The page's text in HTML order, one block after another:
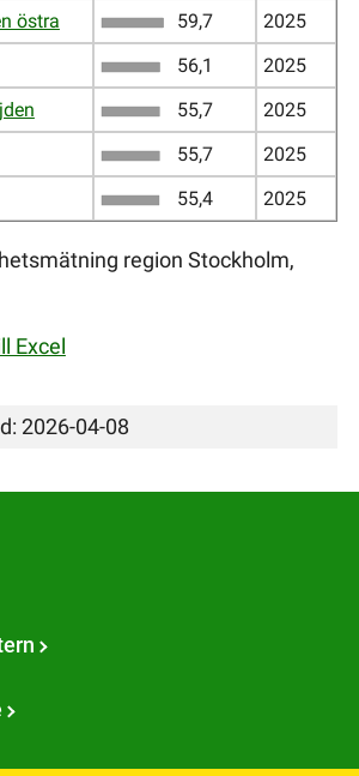
östra
59,7
2025
56,1
2025
55,7
2025
55,7
2025
55,4 2025
region Stockholm,
Excel
2026-04-08